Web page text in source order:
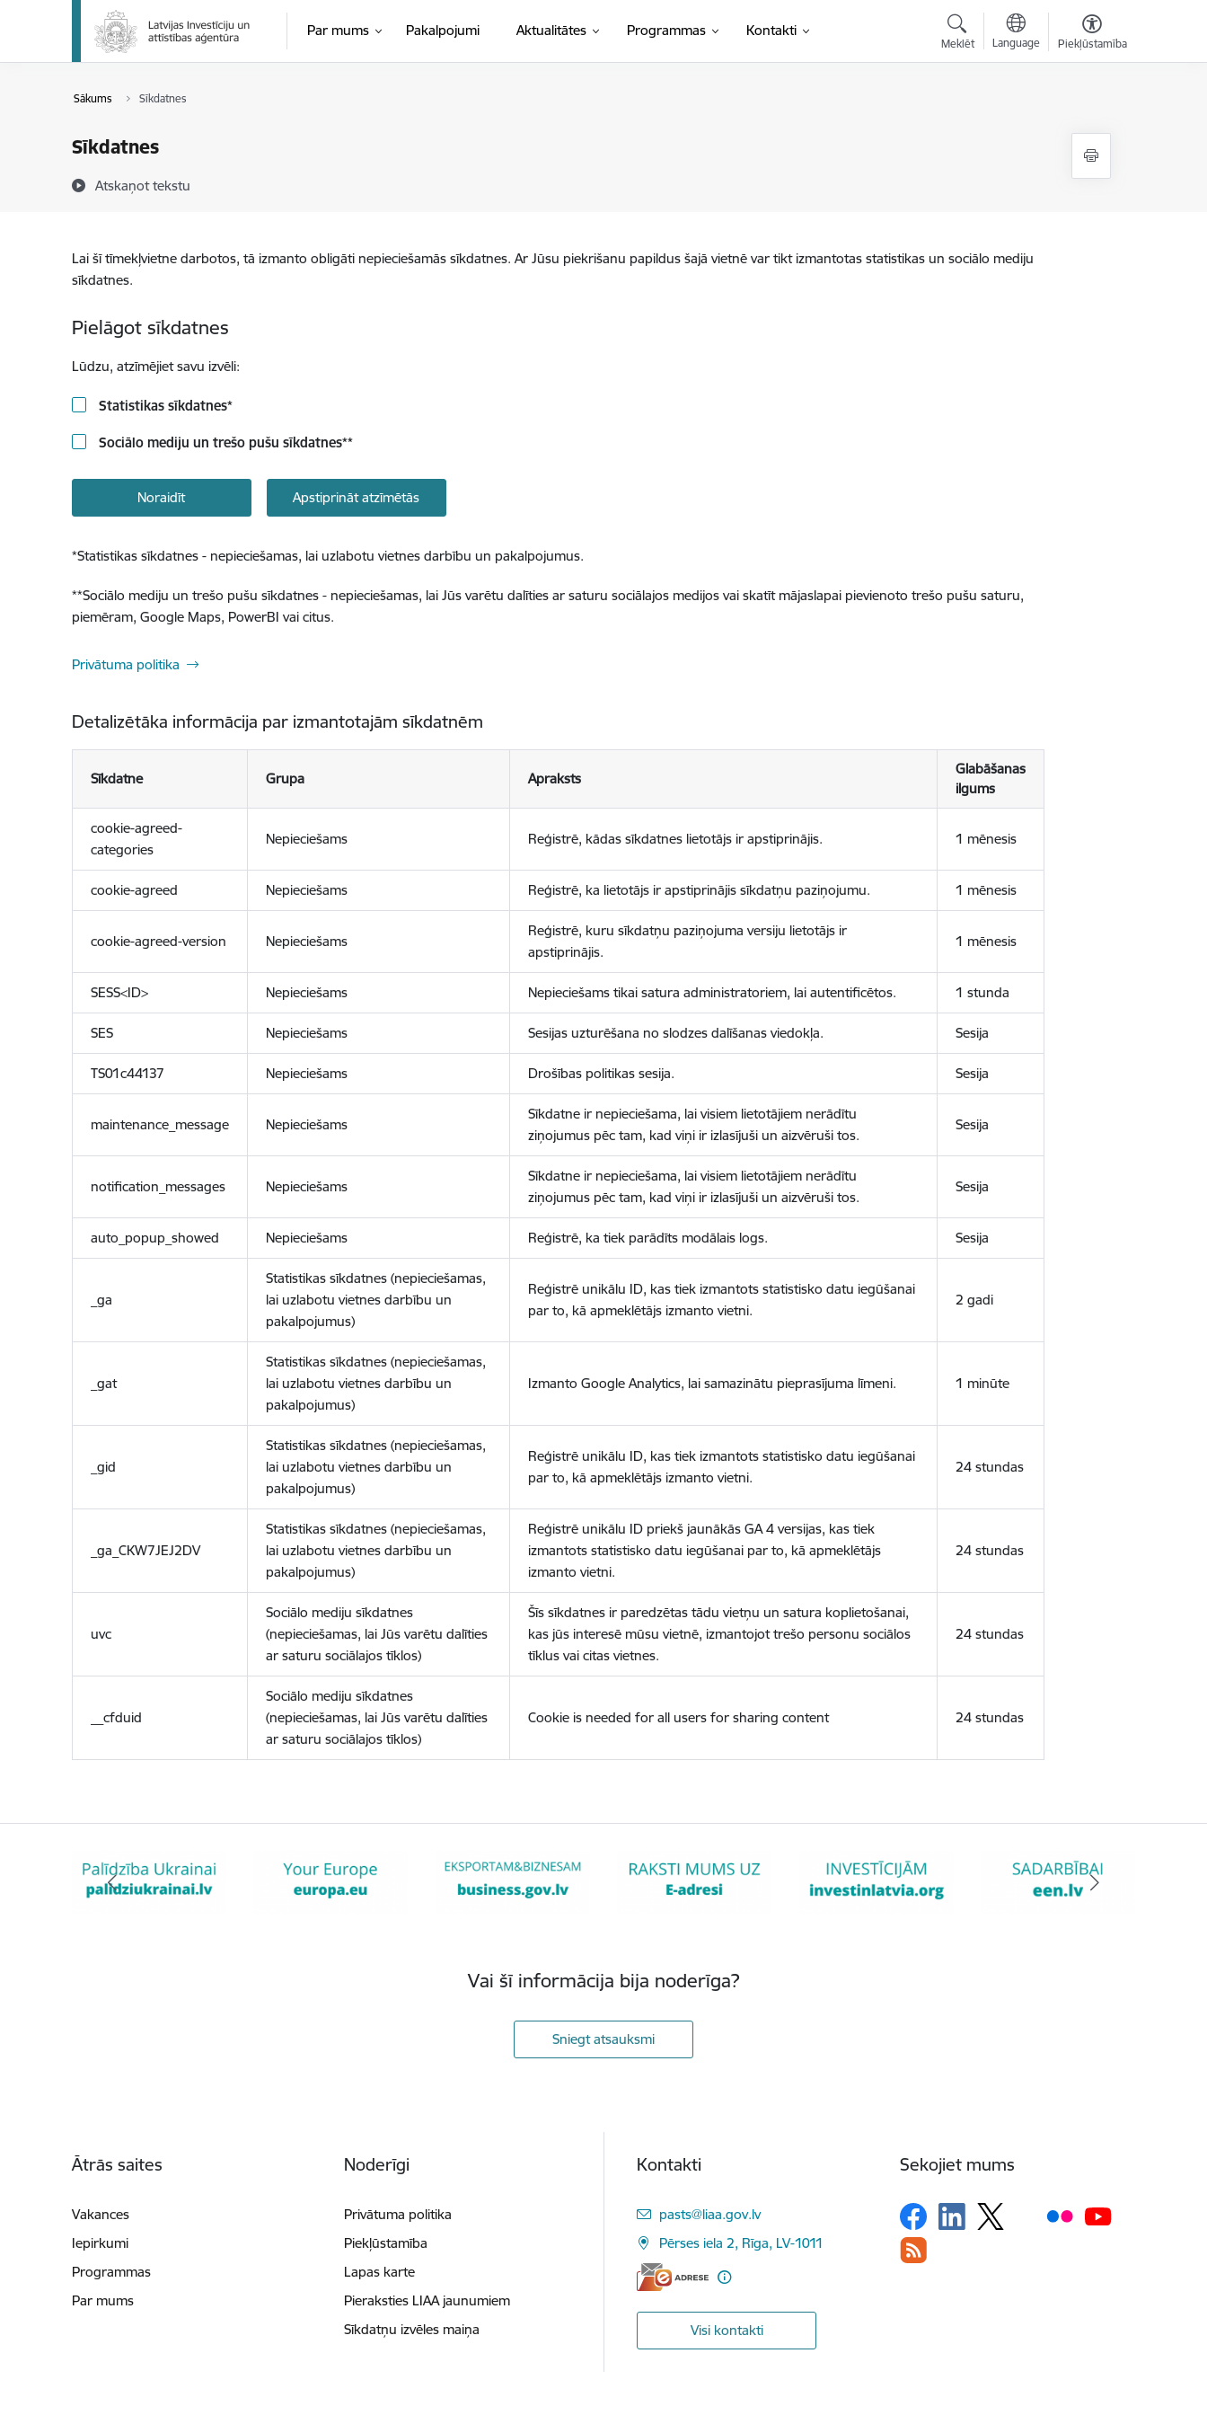
Pāriet uz lapas saturu
Par mums Pakalpojumi Aktualitātes Programmas Kontakti
Meklēt Language Piekļūstamība
Sākums Sīkdatnes
Sīkdatnes
Atskaņot tekstu
Lai šī tīmekļvietne darbotos, tā izmanto obligāti nepieciešamās sīkdatnes. Ar Jūsu piekrišanu papildus šajā vietnē var tikt izmantotas statistikas un sociālo mediju
sīkdatnes.
Pielāgot sīkdatnes
Lūdzu, atzīmējiet savu izvēli:
Statistikas sīkdatnes*
Sociālo mediju un trešo pušu sīkdatnes**
Noraidīt Apstiprināt atzīmētās
*Statistikas sīkdatnes - nepieciešamas, lai uzlabotu vietnes darbību un pakalpojumus.
**Sociālo mediju un trešo pušu sīkdatnes - nepieciešamas, lai Jūs varētu dalīties ar saturu sociālajos medijos vai skatīt mājaslapai pievienoto trešo pušu saturu,
piemēram, Google Maps, PowerBI vai citus.
Privātuma politika
Detalizētāka informācija par izmantotajām sīkdatnēm
Sīkdatne Grupa Apraksts
Glabāšanas
ilgums
cookie-agreed-
categories
Nepieciešams Reģistrē, kādas sīkdatnes lietotājs ir apstiprinājis. 1 mēnesis
cookie-agreed Nepieciešams Reģistrē, ka lietotājs ir apstiprinājis sīkdatņu paziņojumu. 1 mēnesis
cookie-agreed-version Nepieciešams
Reģistrē, kuru sīkdatņu paziņojuma versiju lietotājs ir
apstiprinājis.
1 mēnesis
SESS<ID> Nepieciešams Nepieciešams tikai satura administratoriem, lai autentificētos. 1 stunda
SES Nepieciešams Sesijas uzturēšana no slodzes dalīšanas viedokļa. Sesija
TS01c44137 Nepieciešams Drošības politikas sesija. Sesija
maintenance_message Nepieciešams
Sīkdatne ir nepieciešama, lai visiem lietotājiem nerādītu
ziņojumus pēc tam, kad viņi ir izlasījuši un aizvēruši tos.
Sesija
notification_messages Nepieciešams
Sīkdatne ir nepieciešama, lai visiem lietotājiem nerādītu
ziņojumus pēc tam, kad viņi ir izlasījuši un aizvēruši tos.
Sesija
auto_popup_showed Nepieciešams Reģistrē, ka tiek parādīts modālais logs. Sesija
_ga
Statistikas sīkdatnes (nepieciešamas,
lai uzlabotu vietnes darbību un
pakalpojumus)
Reģistrē unikālu ID, kas tiek izmantots statistisko datu iegūšanai
par to, kā apmeklētājs izmanto vietni.
2 gadi
_gat
Statistikas sīkdatnes (nepieciešamas,
lai uzlabotu vietnes darbību un
pakalpojumus)
Izmanto Google Analytics, lai samazinātu pieprasījuma līmeni. 1 minūte
_gid
Statistikas sīkdatnes (nepieciešamas,
lai uzlabotu vietnes darbību un
pakalpojumus)
Reģistrē unikālu ID, kas tiek izmantots statistisko datu iegūšanai
par to, kā apmeklētājs izmanto vietni.
24 stundas
_ga_CKW7JEJ2DV
Statistikas sīkdatnes (nepieciešamas,
lai uzlabotu vietnes darbību un
pakalpojumus)
Reģistrē unikālu ID priekš jaunākās GA 4 versijas, kas tiek
izmantots statistisko datu iegūšanai par to, kā apmeklētājs
izmanto vietni.
24 stundas
uvc
Sociālo mediju sīkdatnes
(nepieciešamas, lai Jūs varētu dalīties
ar saturu sociālajos tīklos)
Šīs sīkdatnes ir paredzētas tādu vietņu un satura koplietošanai,
kas jūs interesē mūsu vietnē, izmantojot trešo personu sociālos
tīklus vai citas vietnes.
24 stundas
__cfduid
Sociālo mediju sīkdatnes
(nepieciešamas, lai Jūs varētu dalīties
ar saturu sociālajos tīklos)
Cookie is needed for all users for sharing content 24 stundas
Vai šī informācija bija noderīga?
Sniegt atsauksmi
Ātrās saites
Vakances
Iepirkumi
Programmas
Par mums
Noderīgi
Privātuma politika
Piekļūstamība
Lapas karte
Pieraksties LIAA jaunumiem
Sīkdatņu izvēles maiņa
Kontakti
E-pasts:
pasts@liaa.gov.lv
Pērses iela 2, Rīga, LV-1011
Visi kontakti
Sekojiet mums